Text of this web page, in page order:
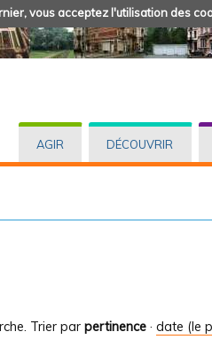
vous acceptez l'utilisation des
AGIR DÉCOUVRIR
Trier par pertinence · date (le